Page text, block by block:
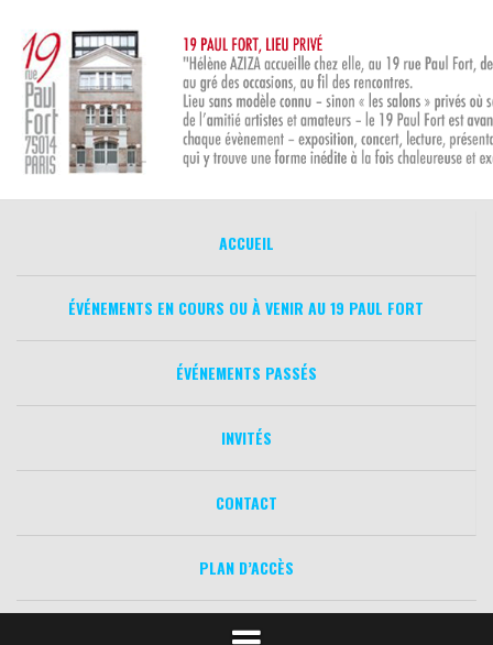
contenu
ACCUEIL
ÉVÉNEMENTS EN COURS OU À VENIR AU 19 PAUL FORT
ÉVÉNEMENTS PASSÉS
INVITÉS
CONTACT
PLAN D’ACCÈS